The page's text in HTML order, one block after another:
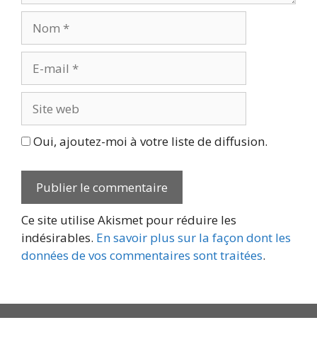
mail
web
Oui, ajoutez-moi à votre liste de diffusion.
Ce site utilise Akismet pour réduire les
indésirables. En savoir plus sur la façon dont les
données de vos commentaires sont traitées.